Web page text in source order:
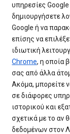
υπηρεσίες
δημιουργήσετε
Google ή να
επίσης να
ιδιωτική
Chrome, η οποία
σας από άλλα
Ακόμα, μπορείτε
σε διάφορες
ιστορικού και
σχετικά με το αν
δεδομένων στον